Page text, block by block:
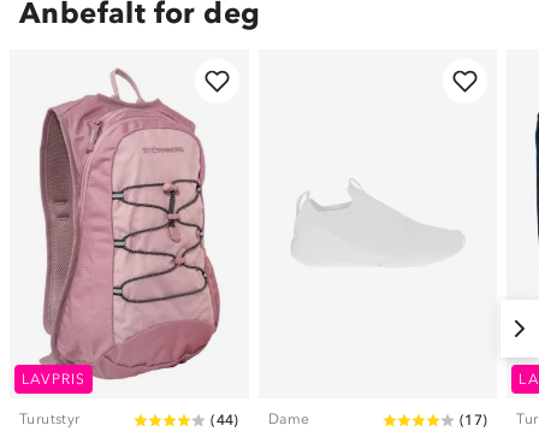
Anbefalt for deg
LAVPRIS
Turutstyr (44) Dame (17)